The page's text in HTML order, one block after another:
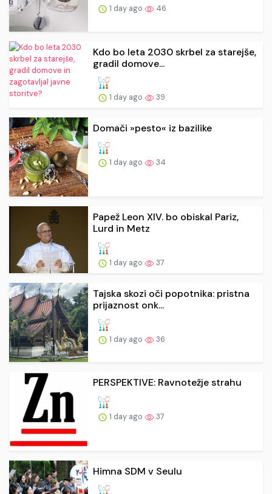
1 day ago 46
Kdo bo leta 2030 skrbel za starejše,
gradil domove...
1 day ago 39
Domači »pesto« iz bazilike
1 day ago 34
Papež Leon XIV. bo obiskal Pariz,
Lurd in Metz
1 day ago 37
Tajska skozi oči popotnika: pristna
prijaznost onk...
1 day ago 36
PERSPEKTIVE: Ravnotežje strahu
1 day ago 37
Himna SDM v Seulu